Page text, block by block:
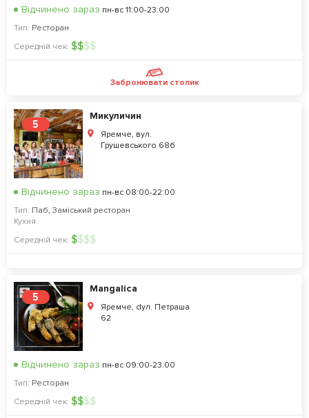
Відчинено зараз пн-вс 11:00-23:00
Тип: Ресторан
Середній чек: $$$$
Забронювати столик
5
Микуличин
Яремче, вул.
Грушевського 68б
Відчинено зараз пн-вс 08:00-22:00
Тип: Паб, Заміський ресторан
Кухня:
Середній чек: $$$$
5
Mangalica
Яремче, dул. Петраша
62
Відчинено зараз пн-вс 09:00-23:00
Тип: Ресторан
Середній чек: $$$$